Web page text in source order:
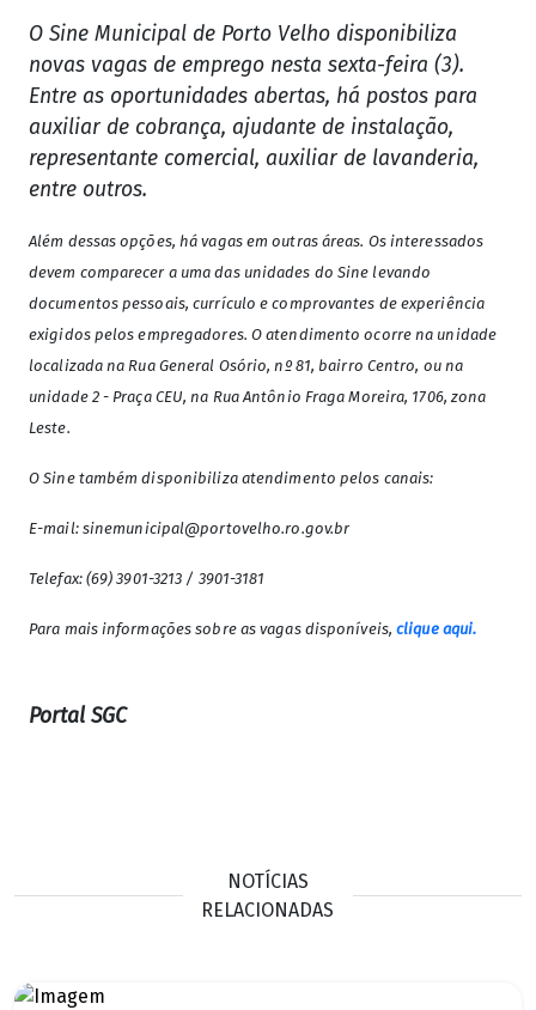
O Sine Municipal de Porto Velho disponibiliza
novas vagas de emprego nesta sexta-feira (3).
Entre as oportunidades abertas, há postos para
auxiliar de cobrança, ajudante de instalação,
representante comercial, auxiliar de lavanderia,
entre outros.
Além dessas opções, há vagas em outras áreas. Os interessados
devem comparecer a uma das unidades do Sine levando
documentos pessoais, currículo e comprovantes de experiência
exigidos pelos empregadores. O atendimento ocorre na unidade
localizada na Rua General Osório, nº 81, bairro Centro, ou na
unidade 2 - Praça CEU, na Rua Antônio Fraga Moreira, 1706, zona
Leste.
O Sine também disponibiliza atendimento pelos canais:
E-mail: sinemunicipal@portovelho.ro.gov.br
Telefax: (69) 3901-3213 / 3901-3181
Para mais informações sobre as vagas disponíveis, clique aqui.
Portal SGC
NOTÍCIAS
RELACIONADAS